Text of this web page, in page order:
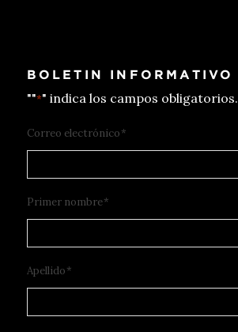
BOLETIN INFORMATIVO
""*" indica los campos obligatorios.
Correo electrónico*
Primer nombre*
Apellido*